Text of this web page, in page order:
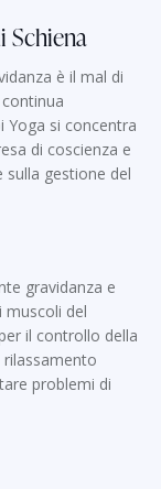
Schiena
è il mal di
Yoga si concentra
di coscienza e
gestione del
gravidanza e
muscoli del
il controllo della
problemi di